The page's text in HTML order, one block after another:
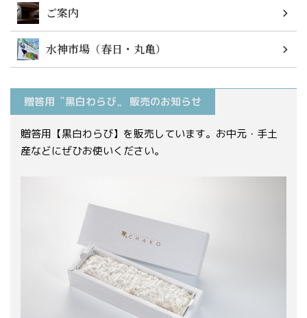
ご案内
水神市場（春日・丸亀）
贈答用〝黒白わらび〟 販売のお知らせ
贈答用【黒白わらび】を販売しています。お中元・手土
産などにぜひお使いください。